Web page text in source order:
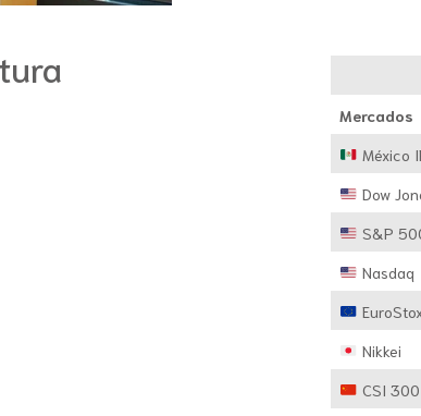
Mercados
México
Dow
S&P
Nasdaq
Nikkei
CSI 300